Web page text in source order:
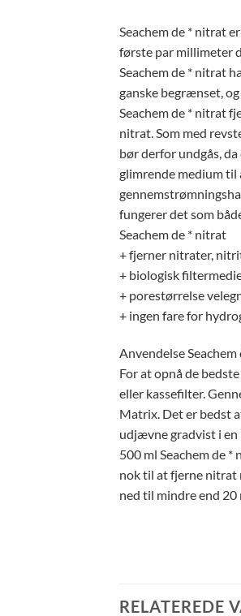
Seachem de * nitrat
første par millimeter
Seachem de * nitrat
ganske begrænset,
Seachem de * nitrat
nitrat. Som med
bør derfor undgås,
glimrende medium
fungerer det som
Seachem de * nitrat
+ fjerner nitrater,
+ biologisk
+ porestørrelse
+ ingen fare for
Anvendelse
For at opnå de
eller kassefilter.
Matrix. Det er bedst
udjævne gradvist i
500 ml Seachem de
nok til at fjerne nitrat
ned til mindre end
RELATEREDE